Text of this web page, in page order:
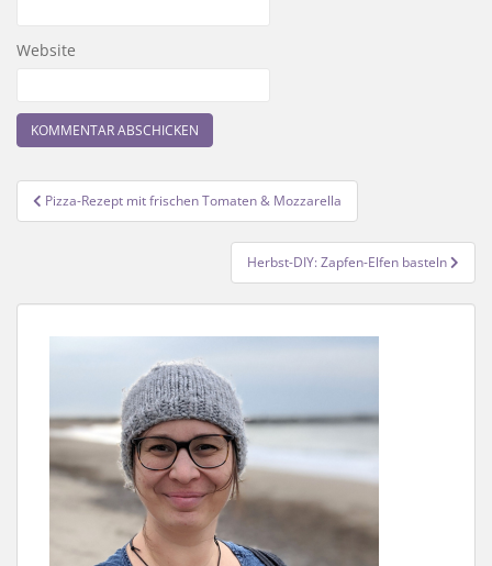
Website
Beitragsnavigation
Pizza-Rezept mit frischen Tomaten & Mozzarella
Herbst-DIY: Zapfen-Elfen basteln